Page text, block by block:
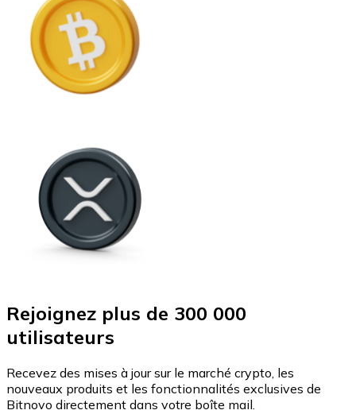
Rejoignez plus de 300 000
utilisateurs
Recevez des mises à jour sur le marché crypto, les
nouveaux produits et les fonctionnalités exclusives de
Bitnovo directement dans votre boîte mail.